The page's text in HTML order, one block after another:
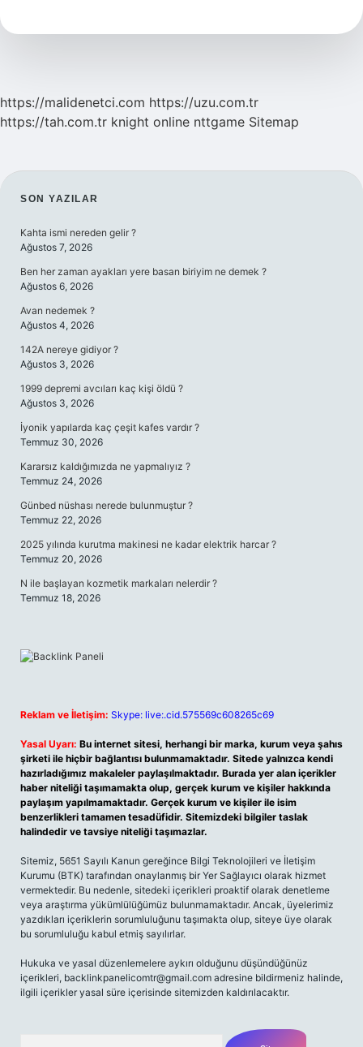
Anlarız
https://malidenetci.com https://uzu.com.tr
https://tah.com.tr knight online nttgame Sitemap
SIDEBAR
SON YAZILAR
Kahta ismi nereden gelir ?
Ağustos 7, 2026
Ben her zaman ayakları yere basan biriyim ne demek ?
Ağustos 6, 2026
Avan nedemek ?
Ağustos 4, 2026
142A nereye gidiyor ?
Ağustos 3, 2026
1999 depremi avcıları kaç kişi öldü ?
Ağustos 3, 2026
İyonik yapılarda kaç çeşit kafes vardır ?
Temmuz 30, 2026
Kararsız kaldığımızda ne yapmalıyız ?
Temmuz 24, 2026
Günbed nüshası nerede bulunmuştur ?
Temmuz 22, 2026
2025 yılında kurutma makinesi ne kadar elektrik harcar ?
Temmuz 20, 2026
N ile başlayan kozmetik markaları nelerdir ?
Temmuz 18, 2026
Reklam ve İletişim: Skype: live:.cid.575569c608265c69
Yasal Uyarı: Bu internet sitesi, herhangi bir marka, kurum veya şahıs
şirketi ile hiçbir bağlantısı bulunmamaktadır. Sitede yalnızca kendi
hazırladığımız makaleler paylaşılmaktadır. Burada yer alan içerikler
haber niteliği taşımamakta olup, gerçek kurum ve kişiler hakkında
paylaşım yapılmamaktadır. Gerçek kurum ve kişiler ile isim
benzerlikleri tamamen tesadüfidir. Sitemizdeki bilgiler taslak
halindedir ve tavsiye niteliği taşımazlar.
Sitemiz, 5651 Sayılı Kanun gereğince Bilgi Teknolojileri ve İletişim
Kurumu (BTK) tarafından onaylanmış bir Yer Sağlayıcı olarak hizmet
vermektedir. Bu nedenle, sitedeki içerikleri proaktif olarak denetleme
veya araştırma yükümlülüğümüz bulunmamaktadır. Ancak, üyelerimiz
yazdıkları içeriklerin sorumluluğunu taşımakta olup, siteye üye olarak
bu sorumluluğu kabul etmiş sayılırlar.
Hukuka ve yasal düzenlemelere aykırı olduğunu düşündüğünüz
içerikleri, backlinkpanelicomtr@gmail.com adresine bildirmeniz halinde,
ilgili içerikler yasal süre içerisinde sitemizden kaldırılacaktır.